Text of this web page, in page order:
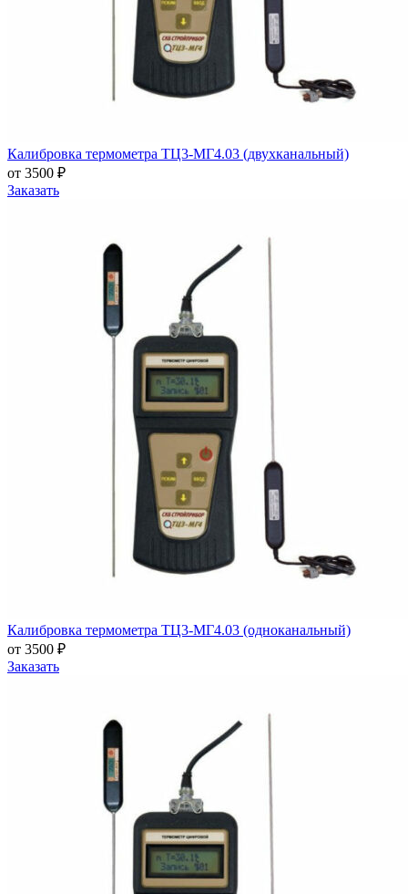
Калибровка термометра ТЦ3-МГ4.03 (двухканальный)
от 3500 ₽
Заказать
Калибровка термометра ТЦ3-МГ4.03 (одноканальный)
от 3500 ₽
Заказать